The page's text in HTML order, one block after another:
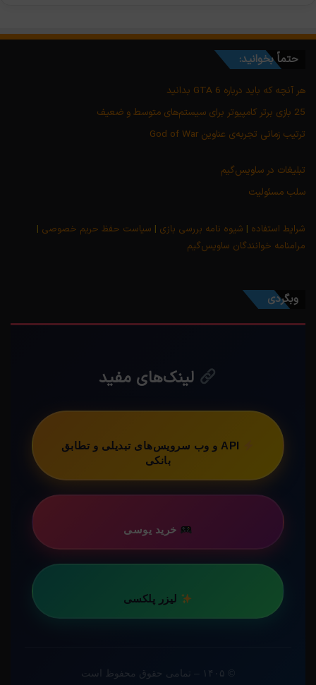
حتماً بخوانید:
هر آنچه که باید درباره GTA 6 بدانید
25 بازی برتر کامپیوتر برای سیستم‌های متوسط و ضعیف
ترتیب زمانی تجربه‌ی عناوین God of War
تبلیغات در ساویس‌گیم
سلب مسئولیت
شرایط استفاده | شیوه نامه بررسی بازی | سیاست حفظ حریم خصوصی |
مرامنامه خوانندگان ساویس‌گیم
وبگردی
لینک‌های مفید
API و وب سرویس‌های تبدیلی و تطابق
بانکی
خرید یوسی
لیزر پلکسی